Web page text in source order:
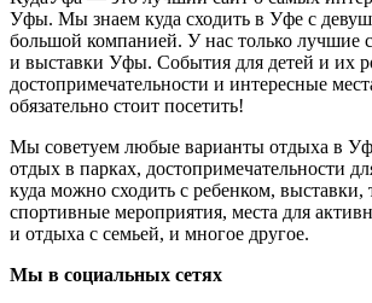
Уфы. Мы знаем куда сходить в Уфе с
большой компанией. У нас только лучшие
и выставки Уфы. События для детей и их
достопримечательности и интересные
обязательно стоит посетить!
Мы советуем любые варианты отдыха в
отдых в парках, достопримечательности
куда можно сходить с ребенком, выставки,
спортивные мероприятия, места для
и отдыха с семьей, и многое другое.
Мы в социальных сетях